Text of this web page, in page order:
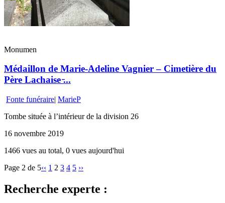
Monumen
Médaillon de Marie-Adeline Vagnier – Cimetière du
Père Lachaise ̵...
Fonte funéraire| MarieP
Tombe située à l’intérieur de la division 26
16 novembre 2019
1466 vues au total, 0 vues aujourd'hui
Page 2 de 5‹‹ 1 2 3 4 5 ››
Recherche experte :